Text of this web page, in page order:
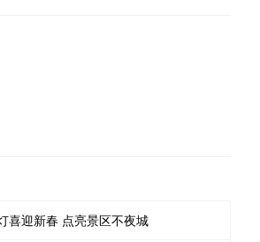
喜迎新春 点亮景区不夜城